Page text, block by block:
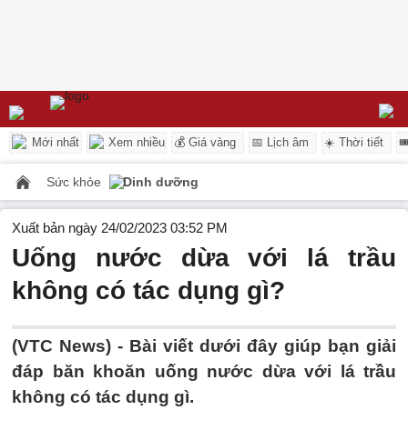
Mới nhất Xem nhiều 💰 Giá vàng 📅 Lịch âm ☀️ Thời tiết
Sức khỏe Dinh dưỡng
Xuất bản ngày 24/02/2023 03:52 PM
Uống nước dừa với lá trầu
không có tác dụng gì?
(VTC News) - Bài viết dưới đây giúp bạn giải
đáp băn khoăn uống nước dừa với lá trầu
không có tác dụng gì.